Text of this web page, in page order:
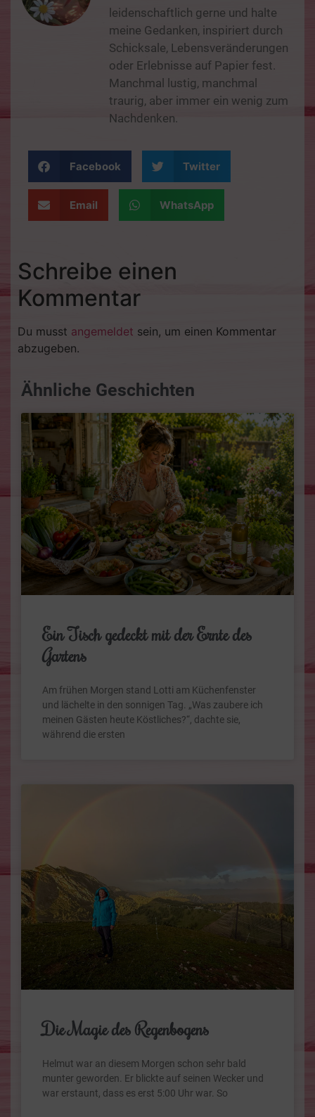
leidenschaftlich gerne und halte
meine Gedanken, inspiriert durch
Schicksale, Lebensveränderungen
oder Erlebnisse auf Papier fest.
Manchmal lustig, manchmal
traurig, aber immer ein wenig zum
Nachdenken.
Facebook Twitter
Email WhatsApp
Schreibe einen
Kommentar
Du musst angemeldet sein, um einen Kommentar
abzugeben.
Ähnliche Geschichten
Ein Tisch gedeckt mit der Ernte des
Gartens
Am frühen Morgen stand Lotti am Küchenfenster
und lächelte in den sonnigen Tag. „Was zaubere ich
meinen Gästen heute Köstliches?“, dachte sie,
während die ersten
Die Magie des Regenbogens
Helmut war an diesem Morgen schon sehr bald
munter geworden. Er blickte auf seinen Wecker und
war erstaunt, dass es erst 5:00 Uhr war. So